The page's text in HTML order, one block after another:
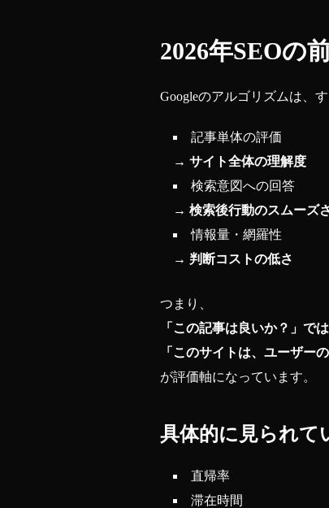
2026年SEOの
Googleのアルゴリズムは、
記事単体の評価
→ サイト全体の理解度
検索意図への回答
→ 検索後行動のスムーズ
情報量・網羅性
→ 判断コストの低さ
つまり、
「この記事は良いか？」では
「このサイトは、ユーザー
が評価軸になっています。
具体的に見られて
直帰率
滞在時間